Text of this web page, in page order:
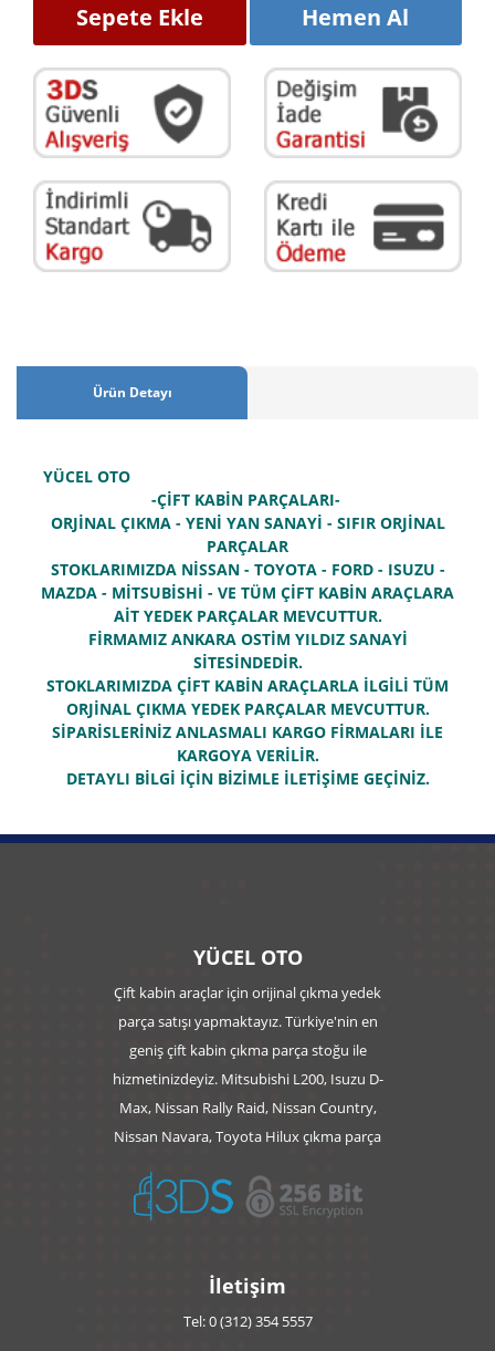
Sepete Ekle Hemen Al
Ürün Detayı
YÜCEL OTO
-ÇİFT KABİN PARÇALARI-
ORJİNAL ÇIKMA - YENİ YAN SANAYİ - SIFIR ORJİNAL
PARÇALAR
STOKLARIMIZDA NİSSAN - TOYOTA - FORD - ISUZU -
MAZDA - MİTSUBİSHİ - VE TÜM ÇİFT KABİN ARAÇLARA
AİT YEDEK PARÇALAR MEVCUTTUR.
FİRMAMIZ ANKARA OSTİM YILDIZ SANAYİ
SİTESİNDEDİR.
STOKLARIMIZDA ÇİFT KABİN ARAÇLARLA İLGİLİ TÜM
ORJİNAL ÇIKMA YEDEK PARÇALAR MEVCUTTUR.
SİPARİSLERİNİZ ANLASMALI KARGO FİRMALARI İLE
KARGOYA VERİLİR.
DETAYLI BİLGİ İÇİN BİZİMLE İLETİŞİME GEÇİNİZ.
YÜCEL OTO
Çift kabin araçlar için orijinal çıkma yedek
parça satışı yapmaktayız. Türkiye'nin en
geniş çift kabin çıkma parça stoğu ile
hizmetinizdeyiz. Mitsubishi L200, Isuzu D-
Max, Nissan Rally Raid, Nissan Country,
Nissan Navara, Toyota Hilux çıkma parça
İletişim
Tel: 0 (312) 354 5557